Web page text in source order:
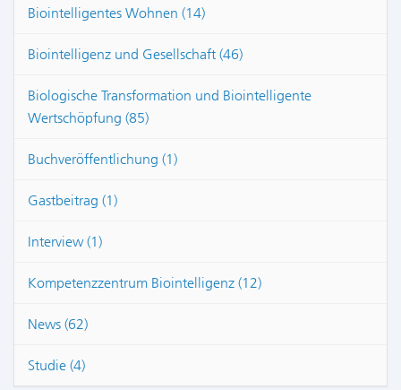
Biointelligentes Wohnen (14)
Biointelligenz und Gesellschaft (46)
Biologische Transformation und Biointelligente
Wertschöpfung (85)
Buchveröffentlichung (1)
Gastbeitrag (1)
Interview (1)
Kompetenzzentrum Biointelligenz (12)
News (62)
Studie (4)